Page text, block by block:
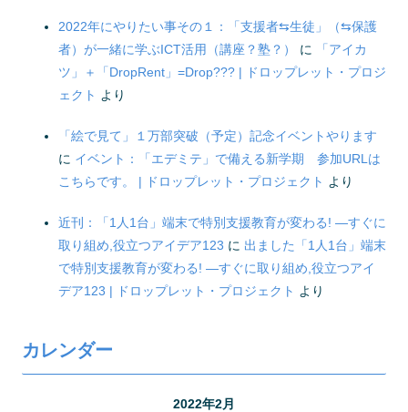
2022年にやりたい事その１：「支援者⇆生徒」（⇆保護
者）が一緒に学ぶICT活用（講座？塾？）
に
「アイカ
ツ」＋「DropRent」=Drop??? | ドロップレット・プロジ
ェクト より
「絵で見て」１万部突破（予定）記念イベントやります
に イベント：「エデミテ」で備える新学期 参加URLは
こちらです。 | ドロップレット・プロジェクト より
近刊：「1人1台」端末で特別支援教育が変わる! ―すぐに
取り組め,役立つアイデア123 に 出ました「1人1台」端末
で特別支援教育が変わる! ―すぐに取り組め,役立つアイ
デア123 | ドロップレット・プロジェクト より
カレンダー
2022年2月